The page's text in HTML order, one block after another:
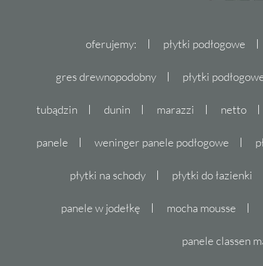
oferujemy: płytki podłogowe
gres drewnopodobny płytki
tubądzin dunin marazzi netto
panele weninger panele podłogowe
płytki na schody płytki do łazienki
panele w jodełkę mocha mousse
panele classen